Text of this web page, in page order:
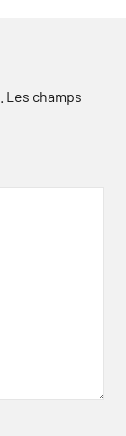
Les champs